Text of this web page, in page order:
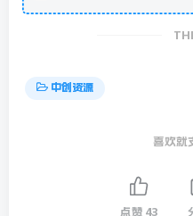
中创资源
喜欢就
点赞 43